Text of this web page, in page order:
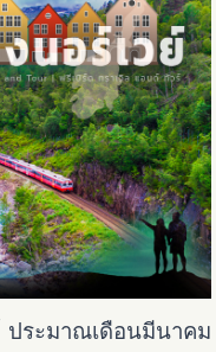
ประมาณเดือนมีนาคม